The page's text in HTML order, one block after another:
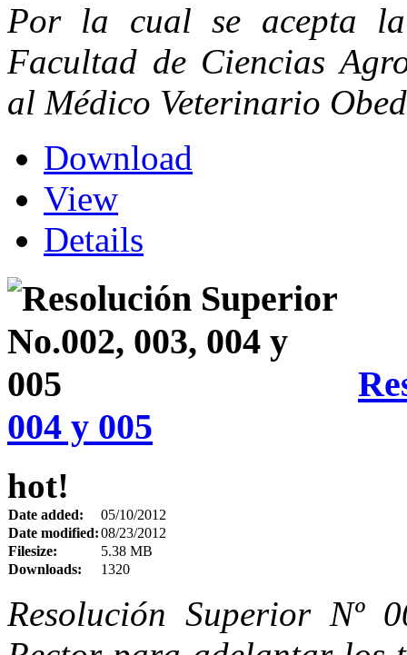
Por la cual se acepta
Facultad de Ciencias
al Médico Veterinario
Download
View
Details
004 y 005
hot!
Date added:
05/10/2012
Date modified:08/23/2012
Filesize:
5.38 MB
Downloads:
1320
Resolución Superior